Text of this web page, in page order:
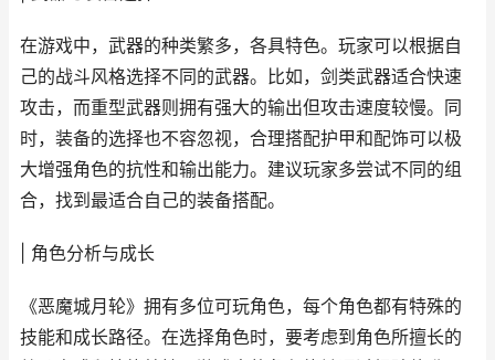
在游戏中，武器的种类繁多，各具特色。玩家可以根据自
己的战斗风格选择不同的武器。比如，剑类武器适合快速
攻击，而重型武器则拥有强大的输出但攻击速度较慢。同
时，装备的选择也不容忽视，合理搭配护甲和配饰可以极
大增强角色的抗性和输出能力。建议玩家多尝试不同的组
合，找到最适合自己的装备搭配。
| 角色分析与成长
《恶魔城月轮》拥有多位可玩角色，每个角色都有特殊的
技能和成长路径。在选择角色时，要考虑到角色所擅长的